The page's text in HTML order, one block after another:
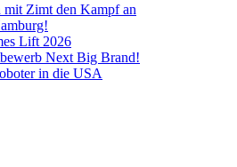
mit Zimt den Kampf an
Lift 2026
Next Big Brand!
in die USA